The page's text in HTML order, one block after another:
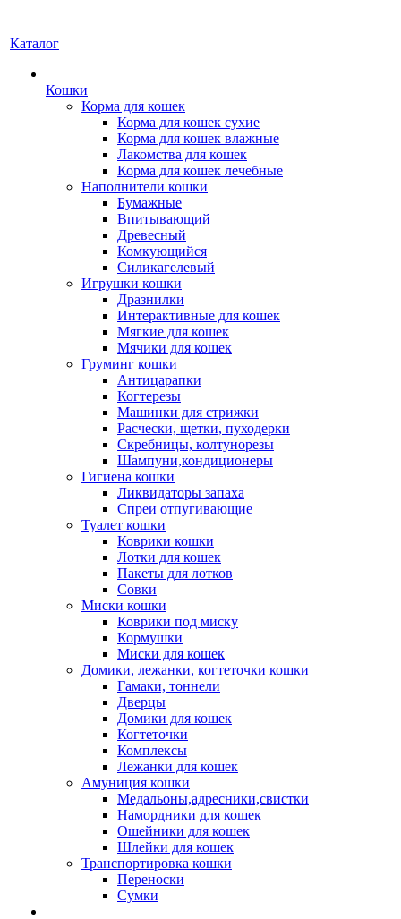
Каталог
Кошки
Корма для кошек
Корма для кошек сухие
Корма для кошек влажные
Лакомства для кошек
Корма для кошек лечебные
Наполнители кошки
Бумажные
Впитывающий
Древесный
Комкующийся
Силикагелевый
Игрушки кошки
Дразнилки
Интерактивные для кошек
Мягкие для кошек
Мячики для кошек
Груминг кошки
Антицарапки
Когтерезы
Машинки для стрижки
Расчески, щетки, пуходерки
Скребницы, колтунорезы
Шампуни,кондиционеры
Гигиена кошки
Ликвидаторы запаха
Спреи отпугивающие
Туалет кошки
Коврики кошки
Лотки для кошек
Пакеты для лотков
Совки
Миски кошки
Коврики под миску
Кормушки
Миски для кошек
Домики, лежанки, когтеточки кошки
Гамаки, тоннели
Дверцы
Домики для кошек
Когтеточки
Комплексы
Лежанки для кошек
Амуниция кошки
Медальоны,адресники,свистки
Намордники для кошек
Ошейники для кошек
Шлейки для кошек
Транспортировка кошки
Переноски
Сумки